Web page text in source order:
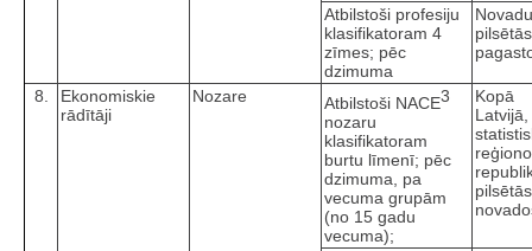
Atbilstoši profesiju
klasifikatoram 4
zīmes; pēc
dzimuma
Novadu
8.
Ekonomiskie
rādītāji
Nozare Atbilstoši NACE3
nozaru
klasifikatoram
burtu līmenī; pēc
dzimuma, pa
vecuma grupām
(no 15 gadu
vecuma);
Kopā
Latvijā,